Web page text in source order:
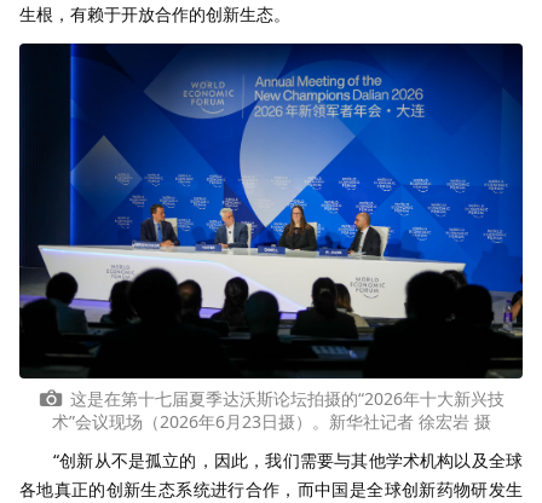
生根，有赖于开放合作的创新生态。
这是在第十七届夏季达沃斯论坛拍摄的“2026年十大新兴技
术”会议现场（2026年6月23日摄）。新华社记者 徐宏岩 摄
“创新从不是孤立的，因此，我们需要与其他学术机构以及全球
各地真正的创新生态系统进行合作，而中国是全球创新药物研发生